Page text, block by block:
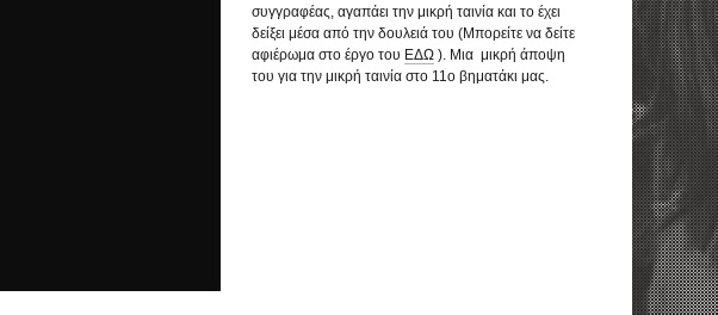
συγγραφέας, αγαπάει την μικρή ταινία και το έχει
δείξει μέσα από την δουλειά του (Μπορείτε να δείτε
αφιέρωμα στο έργο του ΕΔΩ ). Μια μικρή άποψη
του για την μικρή ταινία στο 11ο βηματάκι μας.